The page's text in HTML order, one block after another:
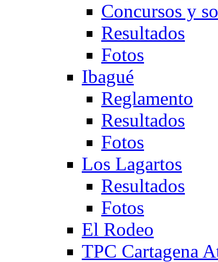
Concursos y
Resultados
Fotos
Ibagué
Reglamento
Resultados
Fotos
Los Lagartos
Resultados
Fotos
El Rodeo
TPC Cartagena